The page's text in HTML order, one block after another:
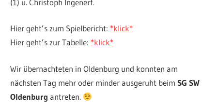
(1) u. Christoph Ingenerf.
Hier geht’s zum Spielbericht: *klick*
Hier geht’s zur Tabelle: *klick*
Wir übernachteten in Oldenburg und konnten am
nächsten Tag mehr oder minder ausgeruht beimSG SW
Oldenburg antreten.